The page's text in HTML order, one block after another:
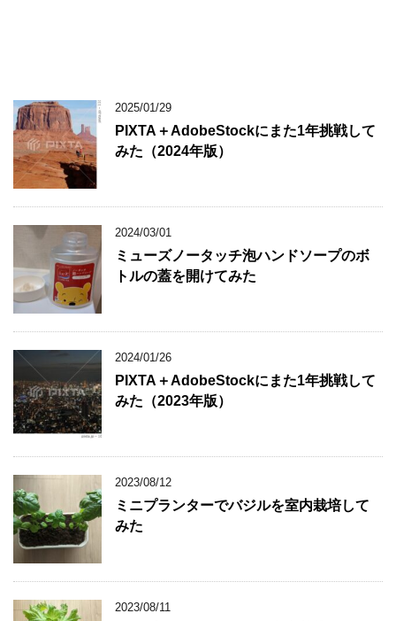
2025/01/29
PIXTA＋AdobeStockにまた1年挑戦して
みた（2024年版）
2024/03/01
ミューズノータッチ泡ハンドソープのボ
トルの蓋を開けてみた
2024/01/26
PIXTA＋AdobeStockにまた1年挑戦して
みた（2023年版）
2023/08/12
ミニプランターでバジルを室内栽培して
みた
2023/08/11